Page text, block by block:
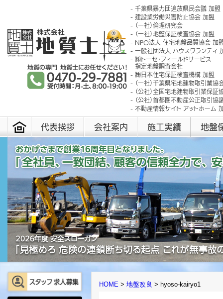
千葉県暴力団追放県民会議 加盟
建設業労働災害防止協会 加盟
（一社）倫理研究会
（一社）地盤保証検査協会 加盟
NPO法人 住宅地盤品質協会 加
一般社団法人 ハウスワランティ
㈱トーセ･フィールドサービス
指定地盤調査会社
㈱日本住宅保証検査機構 加盟
（一社）千葉県宅地建物取引業協
（公社）全国宅地建物取引業保証
（公社）首都圏不動産公正取引協
不動産情報サイト アットホーム
代表挨拶 会社案内 施工実績 地盤
HOME > 地盤改良 > hyoso-kairyo1